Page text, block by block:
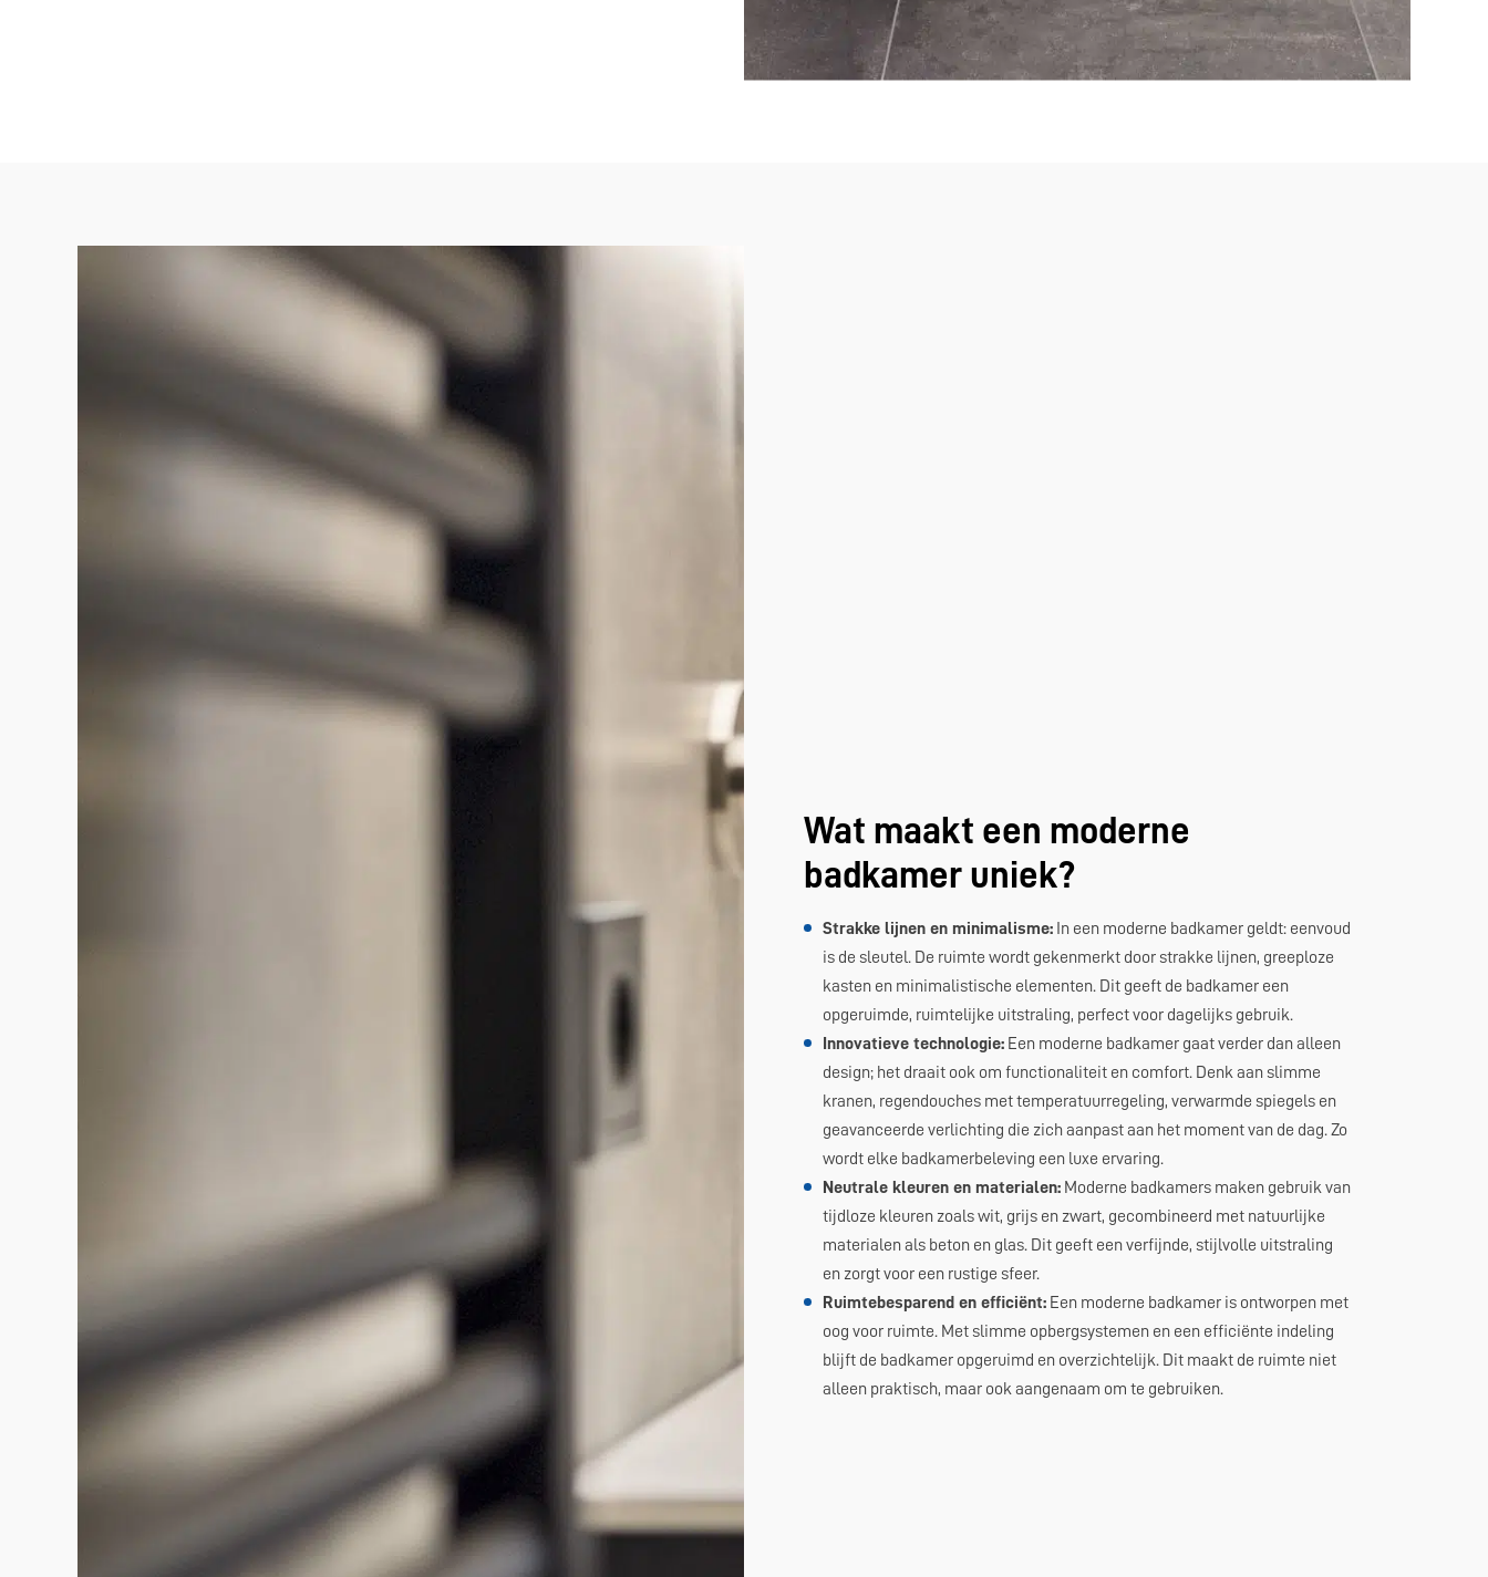
Wat maakt een moderne
badkamer uniek?
Strakke lijnen en minimalisme: In een moderne badkamer geldt: eenvoud
is de sleutel. De ruimte wordt gekenmerkt door strakke lijnen, greeploze
kasten en minimalistische elementen. Dit geeft de badkamer een
opgeruimde, ruimtelijke uitstraling, perfect voor dagelijks gebruik.
Innovatieve technologie: Een moderne badkamer gaat verder dan alleen
design; het draait ook om functionaliteit en comfort. Denk aan slimme
kranen, regendouches met temperatuurregeling, verwarmde spiegels en
geavanceerde verlichting die zich aanpast aan het moment van de dag. Zo
wordt elke badkamerbeleving een luxe ervaring.
Neutrale kleuren en materialen: Moderne badkamers maken gebruik van
tijdloze kleuren zoals wit, grijs en zwart, gecombineerd met natuurlijke
materialen als beton en glas. Dit geeft een verfijnde, stijlvolle uitstraling
en zorgt voor een rustige sfeer.
Ruimtebesparend en efficiënt: Een moderne badkamer is ontworpen met
oog voor ruimte. Met slimme opbergsystemen en een efficiënte indeling
blijft de badkamer opgeruimd en overzichtelijk. Dit maakt de ruimte niet
alleen praktisch, maar ook aangenaam om te gebruiken.